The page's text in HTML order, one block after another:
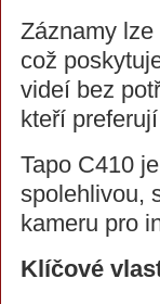
Záznamy
což
videí bez
kteří
Tapo C410
spolehlivou,
kameru pro
Klíčové